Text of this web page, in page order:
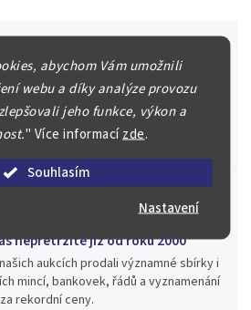
abychom Vám umožnili
webu a díky analýze provozu
jeho funkce, výkon a
" Více informacízde.
Souhlasím
Nastavení
služby za nejlepší ceny
a znalců se Vám bude plně věnovat.
Vašeho materiálu, prodáme v naší
nepřetržitě již od roku 2000
aukcích prodali významné sbírky i
mincí, bankovek, řádů a vyznamenání
za rekordní ceny.